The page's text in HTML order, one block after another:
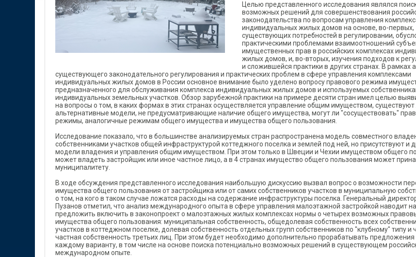
Целью представленного исследования являлся
возможных решений для совершенствования
законодательства по вопросам управления
индивидуальных жилых домов на основе, во-первых,
существующих потребностей в регулировании,
практическими проблемами взаимоотношений
имущественных прав в российских комплексах
жилых домов, и, во-вторых, изучения подходов к
и сложившейся практики в других странах. В рамках
существующего законодательного регулирования и практических проблем в сфере управления комплексами
индивидуальных жилых домов в России основное внимание было уделено вопросу правового режима
предназначенного для обслуживания комплекса индивидуальных жилых домов и используемых
индивидуальных земельных участков. Обзор зарубежной практики на примере десяти стран имел целью
на вопросы о том, в каких формах в этих странах осуществляется управление общим имуществом, существуют
альтернативные модели, не предусматривающие наличие общего имущества, могут ли "сосуществовать"
режимы, аналогичные режимам общего имущества и имущества общего пользования.
Исследование показало, что в большинстве анализируемых стран распространена модель совместного
собственниками участков общей инфраструктурой коттеджного поселка и землей под ней, но присутствуют и
модели владения и управления общим имуществом. При этом только в Швеции и Чехии имуществом общего
может владеть застройщик или иное частное лицо, а в 4 странах имущество общего пользования может
муниципалитету.
В ходе обсуждения представленного исследования наибольшую дискуссию вызвал вопрос о возможности
имущества общего пользования от застройщика или от самих собственников участков в муниципальную
о том, на кого в таком случае ложатся расходы на содержание инфраструктуры поселка. Генеральный
Пузанов отметил, что анализ международного опыта в сфере управления малоэтажной застройкой наводит
предложить включить в законопроект о малоэтажных жилых комплексах нормы о четырех возможных
имущества общего пользования: муниципальная собственность, общедолевая собственность всех
участков в коттеджном поселке, долевая собственность отдельных групп собственников по "клубному" типу и
частная собственность третьих лиц. При этом будет необходимо дополнительно прорабатывать предложения
каждому варианту, в том числе на основе поиска потенциально возможных решений в существующем
международном опыте.